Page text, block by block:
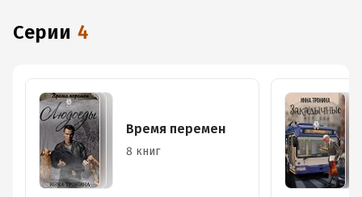
Серии 4
Время перемен
8 книг